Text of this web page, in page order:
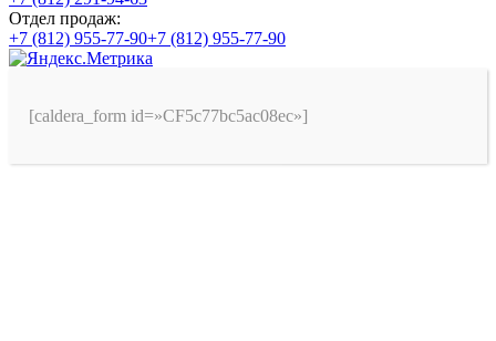
Отдел продаж:
+7 (812) 955-77-90+7 (812) 955-77-90
[caldera_form id=»CF5c77bc5ac08ec»]